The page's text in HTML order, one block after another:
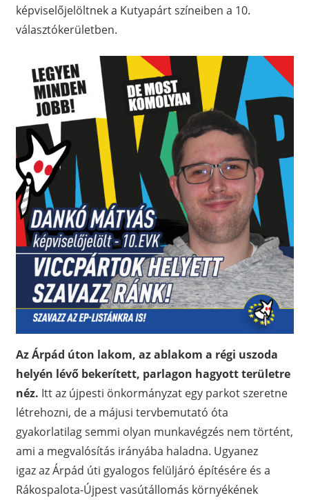
képviselőjelöltnek a Kutyapárt színeiben a 10.
választókerületben.
Az Árpád úton lakom, az ablakom a régi uszoda
helyén lévő bekerített, parlagon hagyott területre
néz. Itt az újpesti önkormányzat egy parkot szeretne
létrehozni, de a májusi tervbemutató óta
gyakorlatilag semmi olyan munkavégzés nem történt,
ami a megvalósítás irányába haladna. Ugyanez
igaz az Árpád úti gyalogos felüljáró építésére és a
Rákospalota-Újpest vasútállomás környékének